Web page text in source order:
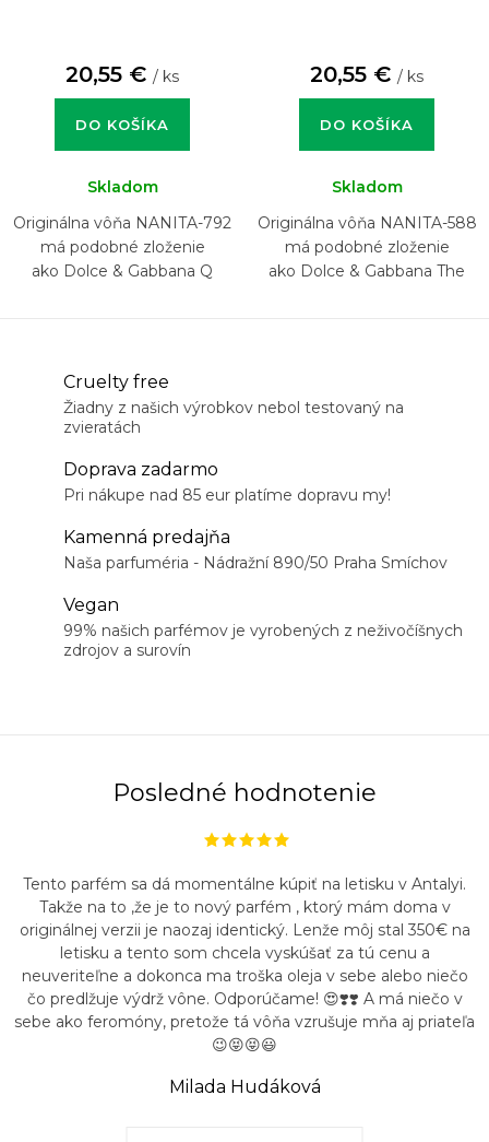
20,55 € / ks
DO KOŠÍKA
Skladom
Originálna vôňa NANITA-792
má podobné zloženie
ako Dolce & Gabbana Q
20,55 € / ks
DO KOŠÍKA
Skladom
Originálna vôňa NANITA-588
má podobné zloženie
ako Dolce & Gabbana The
Cruelty free
Žiadny z našich výrobkov nebol testovaný na
zvieratách
Doprava zadarmo
Pri nákupe nad 85 eur platíme dopravu my!
Kamenná predajňa
Naša parfuméria - Nádražní 890/50 Praha Smíchov
Vegan
99% našich parfémov je vyrobených z neživočíšnych
zdrojov a surovín
Posledné hodnotenie
Tento parfém sa dá momentálne kúpiť na letisku v Antalyi.
Takže na to ,že je to nový parfém , ktorý mám doma v
originálnej verzii je naozaj identický. Lenže môj stal 350€ na
letisku a tento som chcela vyskúšať za tú cenu a
neuveriteľne a dokonca ma troška oleja v sebe alebo niečo
čo predlžuje výdrž vône. Odporúčame! 😍❣️❣️ A má niečo v
sebe ako feromóny, pretože tá vôňa vzrušuje mňa aj priateľa
😉😝😝😃
Milada Hudáková